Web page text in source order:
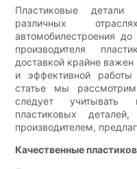
Пластиковые
различных
автомобилестроения
производителя
доставкой крайне
и эффективной
статье мы
следует учитывать
пластиковых
производителем,
Качественные